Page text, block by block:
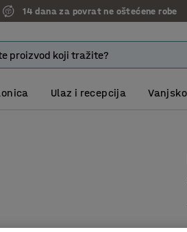
14 dana za povrat ne oštećene robe
Ulaz i recepcija